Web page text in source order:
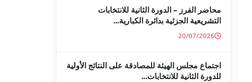
محاضر الفرز – الدورة الثانية للانتخابات
التشريعية الجزئية بدائرة الكبارية...
20/07/2026
اجتماع مجلس الهيئة للمصادقة على النتائج الأولية
للدورة الثانية للانتخابات...